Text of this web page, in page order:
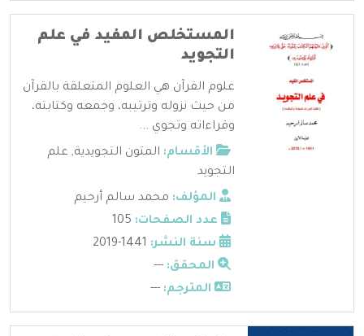
المستخلص المفيد في علم
التجويد
علوم القرآن هي العلوم المتعلقة بالقرآن
من حيث نزوله وترتيبه، وجمعه وكتابته،
وقراءاته وتجوي ...
الأقسام: المتون التجويدية, علم
التجويد
المؤلف: محمد سالم أرحيم
عدد الصفحات:
سنة النشر:
المحقق: ---
المترجم: ---